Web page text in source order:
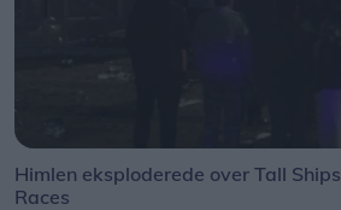
Himlen eksploderede over Tall Ships
Races